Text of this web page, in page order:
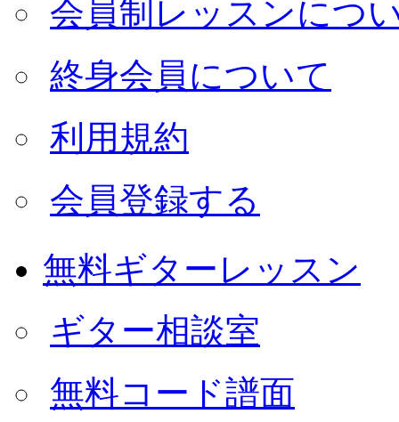
会員制レッスンにつ
終身会員について
利用規約
会員登録する
無料ギターレッスン
ギター相談室
無料コード譜面